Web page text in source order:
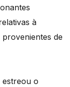
à
de
estreou o